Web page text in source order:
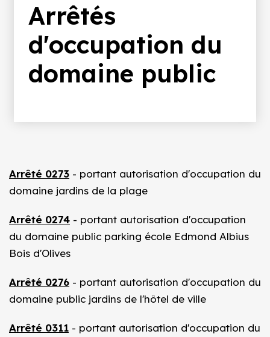
Arrêtés
d'occupation du
domaine public
Arrêté 0273 - portant autorisation d'occupation du
domaine jardins de la plage
Arrêté 0274 - portant autorisation d'occupation
du domaine public parking école Edmond Albius
Bois d'Olives
Arrêté 0276 - portant autorisation d'occupation du
domaine public jardins de l'hôtel de ville
Arrêté 0311 - portant autorisation d'occupation du